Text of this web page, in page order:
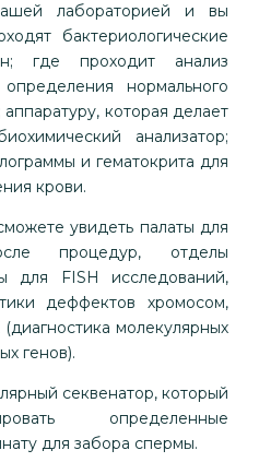
лабораторией и вы
бактериологические
где проходит анализ
нормального
которая делает
анализатор;
и гематокрита для
крови.
увидеть палаты для
процедур, отделы
для FISH исследований,
деффектов хромосом,
молекулярных
генов).
секвенатор, который
определенные
для забора спермы.